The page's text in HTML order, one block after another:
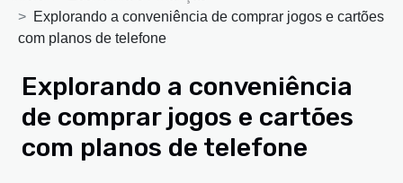
Explorando a conveniência de comprar jogos e cartões
com planos de telefone
Explorando a conveniência
de comprar jogos e cartões
com planos de telefone